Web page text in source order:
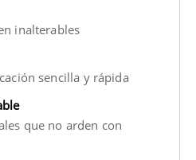
inalterables
sencilla y rápida
que no arden con